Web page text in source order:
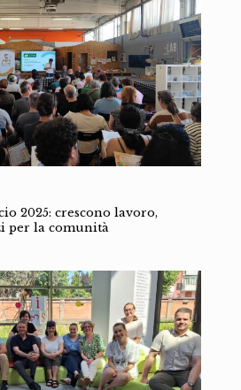
2025: crescono lavoro,
per la comunità